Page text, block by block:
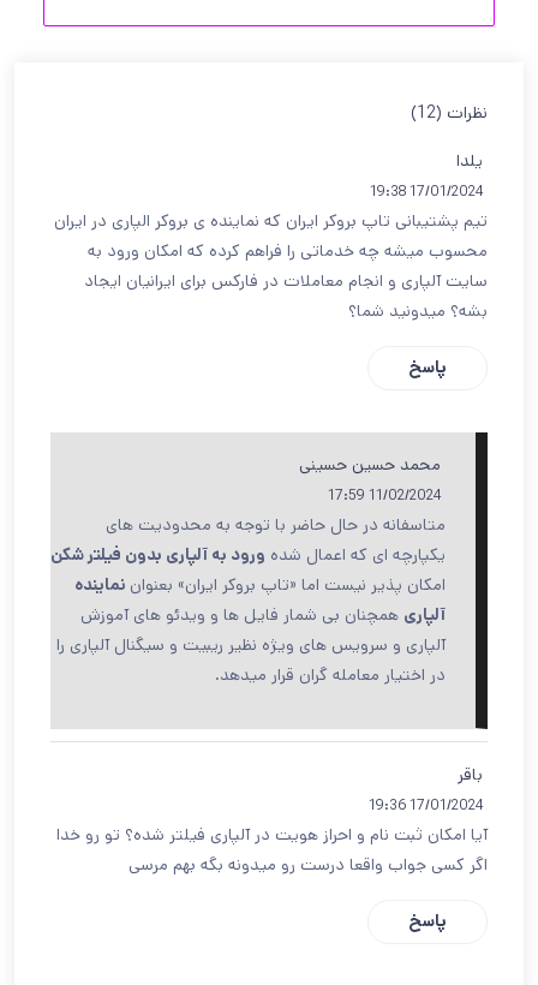
نظرات (12)
یلدا
17/01/2024 19:38
تیم پشتیبانی تاپ بروکر ایران که نماینده ی بروکر الپاری در ایران
محسوب میشه چه خدماتی را فراهم کرده که امکان ورود به
سایت آلپاری و انجام معاملات در فارکس برای ایرانیان ایجاد
بشه؟ میدونید شما؟
پاسخ
محمد حسین حسینی
11/02/2024 17:59
متاسفانه در حال حاضر با توجه به محدودیت های
یکپارچه ای که اعمال شده ورود به آلپاری بدون فیلتر شکن
امکان پذیر نیست اما «تاپ بروکر ایران» بعنوان نماینده
آلپاری همچنان بی شمار فایل ها و ویدئو های آموزش
آلپاری و سرویس های ویژه نظیر ریبیت و سیگنال آلپاری را
در اختیار معامله گران قرار میدهد.
باقر
17/01/2024 19:36
آیا امکان ثبت نام و احراز هویت در آلپاری فیلتر شده؟ تو رو خدا
اگر کسی جواب واقعا درست رو میدونه بگه بهم مرسی
پاسخ